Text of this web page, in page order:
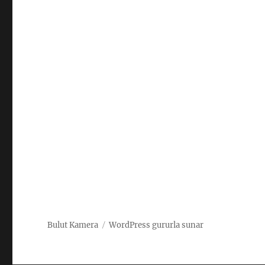
Bulut Kamera WordPress gururla sunar